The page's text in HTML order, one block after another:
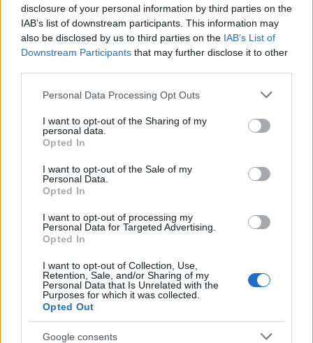
disclosure of your personal information by third parties on the
IAB’s list of downstream participants. This information may
also be disclosed by us to third parties on the IAB’s List of
Downstream Participants that may further disclose it to other
Please note that this website/app uses one or more Google
not limited to your visit or usage behaviour. You may click to
grant or deny consent to Google and its third-party tags to
use your data for below specified purposes in below Google
consent section.
Personal Data Processing Opt Outs
I want to opt-out of the Sharing of my
personal data.
Opted In
I want to opt-out of the Sale of my
Personal Data.
Opted In
I want to opt-out of processing my
Personal Data for Targeted Advertising.
Opted In
I want to opt-out of Collection, Use,
Retention, Sale, and/or Sharing of my
Personal Data that Is Unrelated with the
Purposes for which it was collected.
Opted Out
Google consents
CLÁSICAS
CRÓNICAS
CURIOSIDADES
ESTADÍSTICAS
GIRO DE ITALIA
GRANDES VUELTAS
NOTICIAS
PREVIAS
TOUR DE FRANCIA
Uncategorized
VUELTA A ESPAÑA